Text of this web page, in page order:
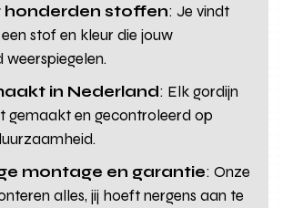
honderden stoffen: Je vindt
stof en kleur die jouw
in Nederland: Elk gordijn
gemaakt en gecontroleerd op
montage en garantie: Onze
alles, jij hoeft nergens aan te